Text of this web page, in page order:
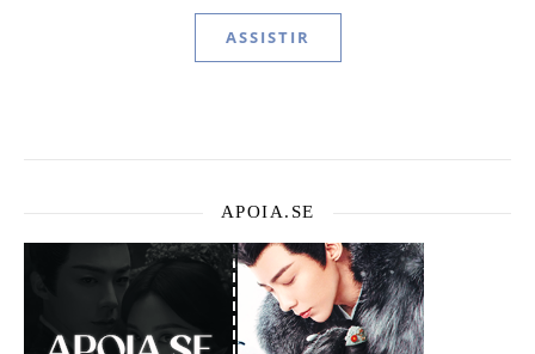
ASSISTIR
APOIA.SE